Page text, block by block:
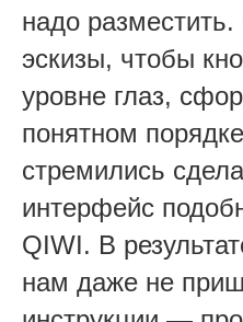
надо
эскизы, чтобы
уровне глаз,
понятном
стремились
интерфейс
QIWI. В
нам даже не